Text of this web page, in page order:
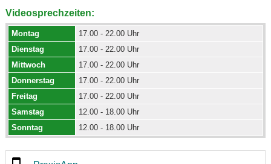
Videosprechzeiten:
Montag
17.00 - 22.00 Uhr
Dienstag
17.00 - 22.00 Uhr
Mittwoch
17.00 - 22.00 Uhr
Donnerstag
17.00 - 22.00 Uhr
Freitag
17.00 - 22.00 Uhr
Samstag
12.00 - 18.00 Uhr
Sonntag
12.00 - 18.00 Uhr